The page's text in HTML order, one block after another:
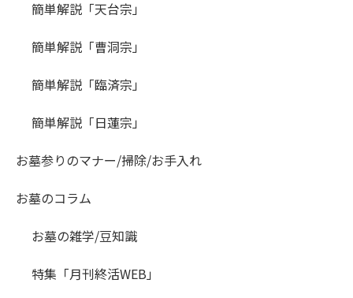
簡単解説「天台宗」
簡単解説「曹洞宗」
簡単解説「臨済宗」
簡単解説「日蓮宗」
お墓参りのマナー/掃除/お手入れ
お墓のコラム
お墓の雑学/豆知識
特集「月刊終活WEB」